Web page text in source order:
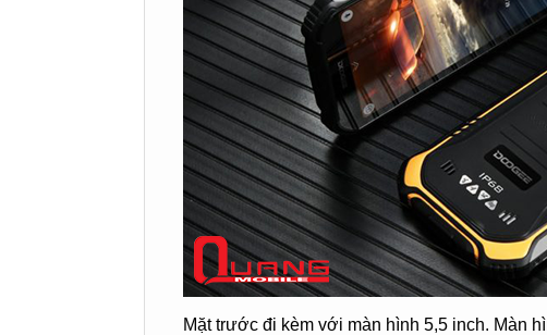
Mặt trước đi kèm với màn hình 5,5 inch. Màn